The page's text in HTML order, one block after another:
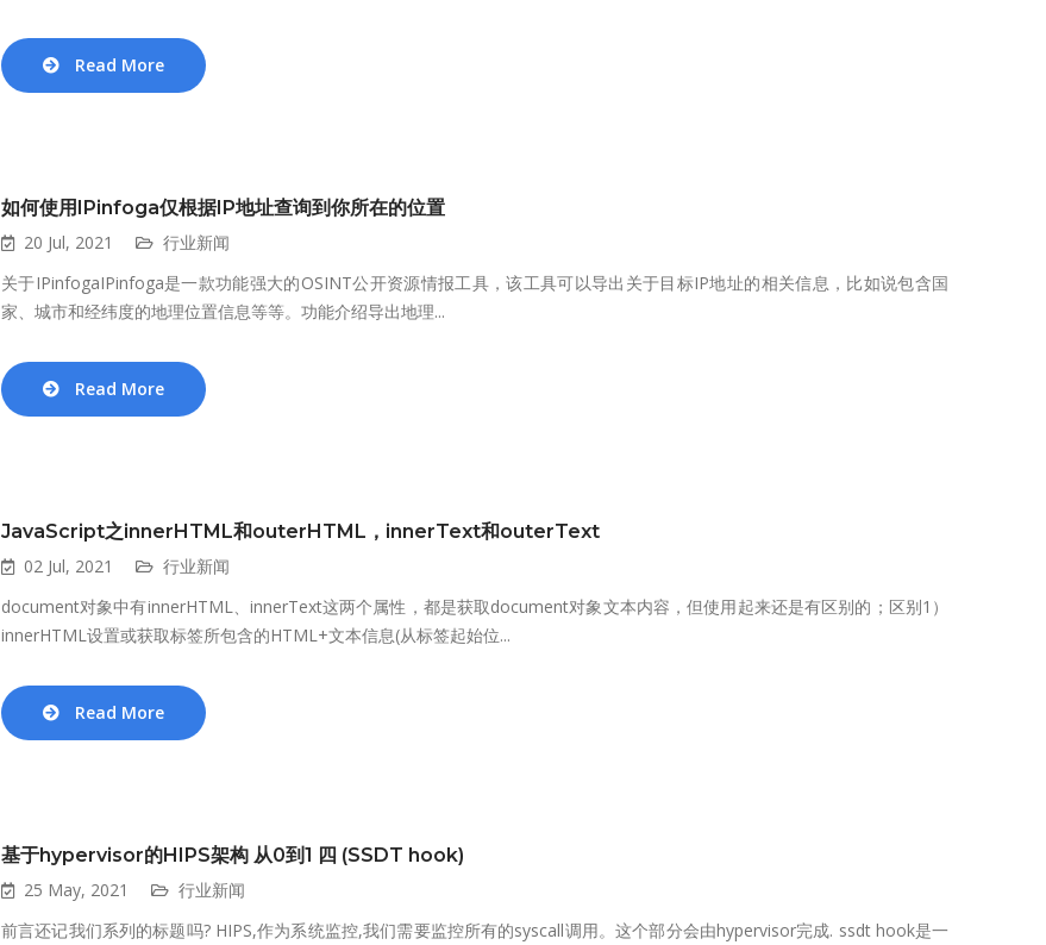
Read More
如何使用IPinfoga仅根据IP地址查询到你所在的位置
20 Jul, 2021
行业新闻
关于IPinfogaIPinfoga是一款功能强大的OSINT公开资源情报工具，该工具可以导出关于目标IP地址的相关信息，比如说包含国
家、城市和经纬度的地理位置信息等等。功能介绍导出地理...
Read More
JavaScript之innerHTML和outerHTML，innerText和outerText
02 Jul, 2021
行业新闻
document对象中有innerHTML、innerText这两个属性，都是获取document对象文本内容，但使用起来还是有区别的；区别1）
innerHTML设置或获取标签所包含的HTML+文本信息(从标签起始位...
Read More
基于hypervisor的HIPS架构 从0到1 四 (SSDT hook)
25 May, 2021
行业新闻
前言还记我们系列的标题吗? HIPS,作为系统监控,我们需要监控所有的syscall调用。这个部分会由hypervisor完成. ssdt hook是一